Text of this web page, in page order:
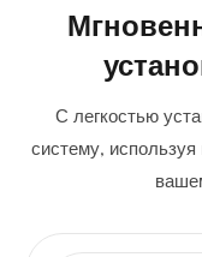
С легкостью
систему,